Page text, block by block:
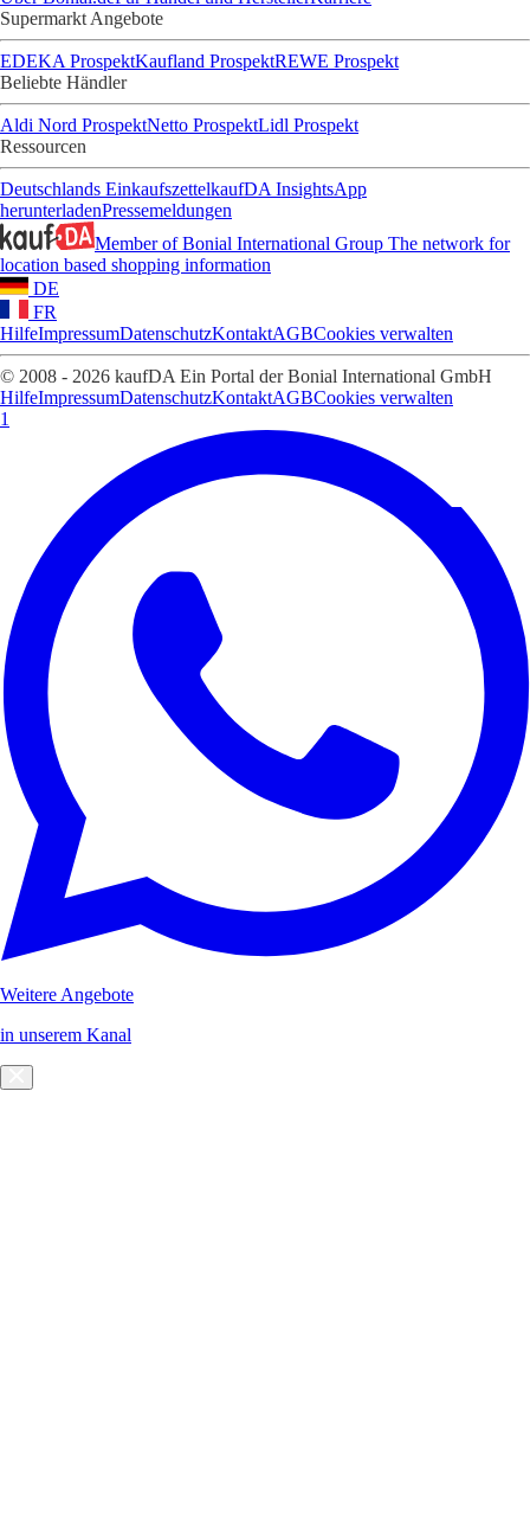
Supermarkt Angebote
EDEKA ProspektKaufland ProspektREWE Prospekt
Beliebte Händler
Aldi Nord ProspektNetto ProspektLidl Prospekt
Ressourcen
Deutschlands EinkaufszettelkaufDA InsightsApp
herunterladenPressemeldungen
Member of Bonial International Group The network for
location based shopping information
DE
FR
HilfeImpressumDatenschutzKontaktAGBCookies verwalten
© 2008 - 2026 kaufDA Ein Portal der Bonial International GmbH
HilfeImpressumDatenschutzKontaktAGBCookies verwalten
1
Weitere Angebote
in unserem Kanal